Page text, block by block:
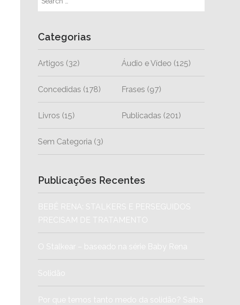
Categorias
Artigos (32) Áudio e Vídeo (125)
Concedidas (178) Frases (97)
Livros (15) Publicadas (201)
Sem Categoria (3)
Publicações Recentes
BEBÊ RENA: STALKERS E PERSEGUIDOS
PRECISAM DE TRATAMENTO
O Stalkear – baseado na série Baby Rena
Solidão
Por que temos tanto medo da solidão? Saiba